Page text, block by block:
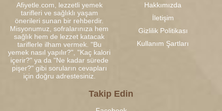
Afiyetle.com, lezzetli yemek
tarifleri ve sağlıklı yaşam
önerileri sunan bir rehberdir.
Misyonumuz, sofralarınıza hem
sağlık hem de lezzet katacak
tariflerle ilham vermek. "Bu
yemek nasıl yapılır?", "Kaç kalori
içerir?" ya da "Ne kadar sürede
pişer?" gibi soruların cevapları
için doğru adrestesiniz.
Hakkımızda
İletişim
Gizlilik Politikası
Kullanım Şartları
Takip Edin